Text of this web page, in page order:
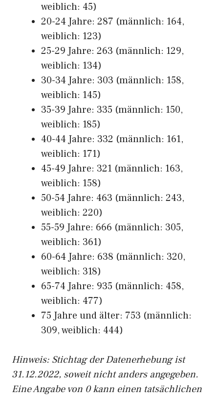
weiblich: 45)
20-24 Jahre: 287 (männlich: 164,
weiblich: 123)
25-29 Jahre: 263 (männlich: 129,
weiblich: 134)
30-34 Jahre: 303 (männlich: 158,
weiblich: 145)
35-39 Jahre: 335 (männlich: 150,
weiblich: 185)
40-44 Jahre: 332 (männlich: 161,
weiblich: 171)
45-49 Jahre: 321 (männlich: 163,
weiblich: 158)
50-54 Jahre: 463 (männlich: 243,
weiblich: 220)
55-59 Jahre: 666 (männlich: 305,
weiblich: 361)
60-64 Jahre: 638 (männlich: 320,
weiblich: 318)
65-74 Jahre: 935 (männlich: 458,
weiblich: 477)
75 Jahre und älter: 753 (männlich:
309, weiblich: 444)
Hinweis: Stichtag der Datenerhebung ist
31.12.2022, soweit nicht anders angegeben.
Eine Angabe von 0 kann einen tatsächlichen